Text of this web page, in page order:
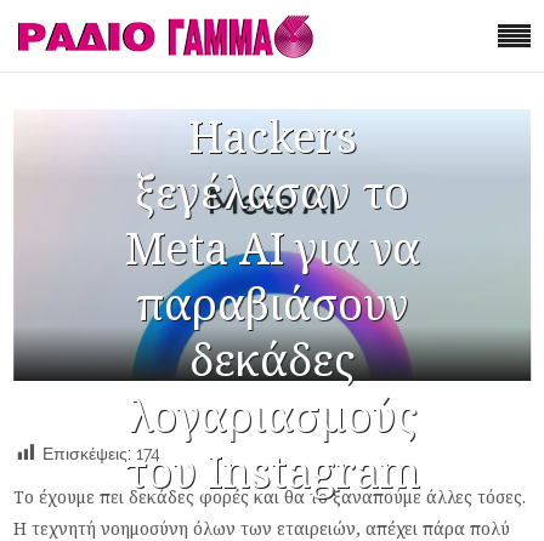
Hackers
ξεγέλασαν το
Meta AI για να
παραβιάσουν
δεκάδες
λογαριασμούς
του Instagram
Επισκέψεις: 174
Το έχουμε πει δεκάδες φορές και θα το ξαναπούμε άλλες τόσες.
Η τεχνητή νοημοσύνη όλων των εταιρειών, απέχει πάρα πολύ